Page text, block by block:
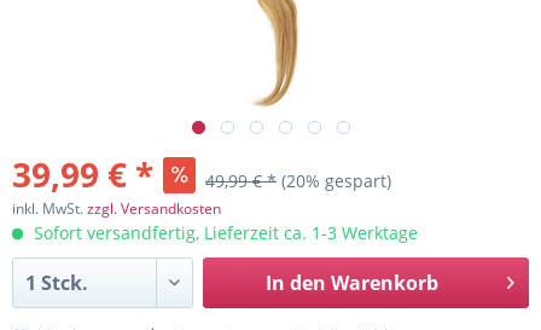
39,99 € * 49,99 € * (20% gespart)
inkl. MwSt.zzgl. Versandkosten
Sofort versandfertig, Lieferzeit ca. 1-3 Werktage
In den Warenkorb